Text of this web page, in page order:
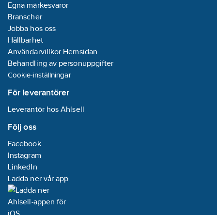
Egna märkesvaror
Branscher
Jobba hos oss
Hållbarhet
Användarvillkor Hemsidan
Behandling av personuppgifter
Cookie-inställningar
För leverantörer
Leverantör hos Ahlsell
Följ oss
Facebook
Instagram
LinkedIn
Ladda ner vår app